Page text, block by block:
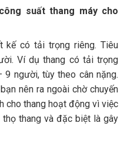
suất thang máy cho
kế có tải trọng riêng. Tiêu
Ví dụ thang có tải trọng
người, tùy theo cân nặng.
nên ra ngoài chờ chuyến
cho thang hoạt động vì việc
thang và đặc biệt là gây